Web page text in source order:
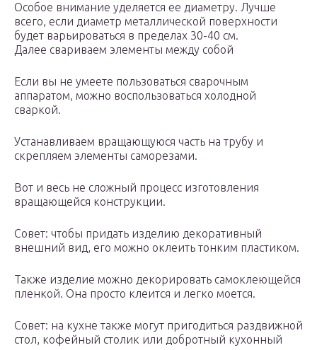
Особое внимание уделяется ее диаметру. Лучше
всего, если диаметр металлической поверхности
будет варьироваться в пределах 30-40 см.
Далее свариваем элементы между собой
Если вы не умеете пользоваться сварочным
аппаратом, можно воспользоваться холодной
сваркой.
Устанавливаем вращающуюся часть на трубу и
скрепляем элементы саморезами.
Вот и весь не сложный процесс изготовления
вращающейся конструкции.
Совет: чтобы придать изделию декоративный
внешний вид, его можно оклеить тонким пластиком.
Также изделие можно декорировать самоклеющейся
пленкой. Она просто клеится и легко моется.
Совет: на кухне также могут пригодиться раздвижной
стол, кофейный столик или добротный кухонный